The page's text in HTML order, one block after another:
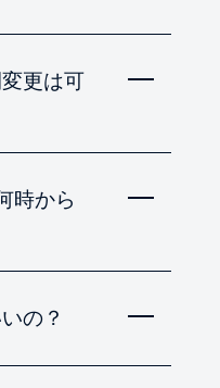
更は可
時から
の？